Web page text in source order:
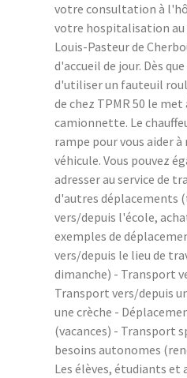
votre consultation à
votre hospitalisation
Louis-Pasteur de
d'accueil de jour. Dès
d'utiliser un fauteuil
de chez TPMR 50 le
camionnette. Le
rampe pour vous aider
véhicule. Vous pouvez
adresser au service de
d'autres déplacements
vers/depuis l'école,
exemples de
vers/depuis le lieu de
dimanche) - Transport
Transport vers/depuis
une crèche -
(vacances) - Transport
besoins autonomes
Les élèves, étudiants et